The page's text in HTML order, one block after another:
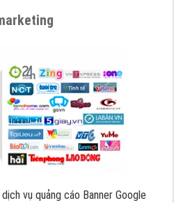
vụ quảng cáo Banner Google